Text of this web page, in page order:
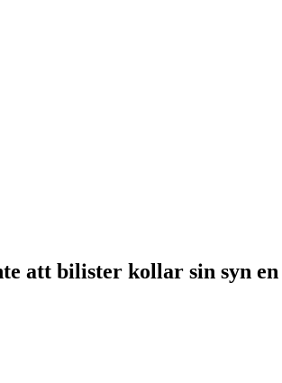
att bilister kollar sin syn en